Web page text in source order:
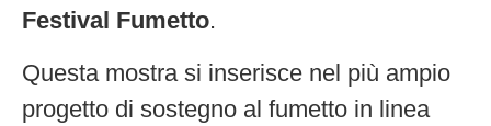
Festival Fumetto.
Questa mostra si inserisce nel più ampio
progetto di sostegno al fumetto in linea